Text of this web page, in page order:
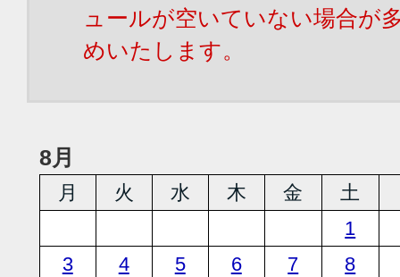
ュールが空いていない場合が
めいたします。
8月
月 火 水 木 金 土
1
3
4 5 6 7
8